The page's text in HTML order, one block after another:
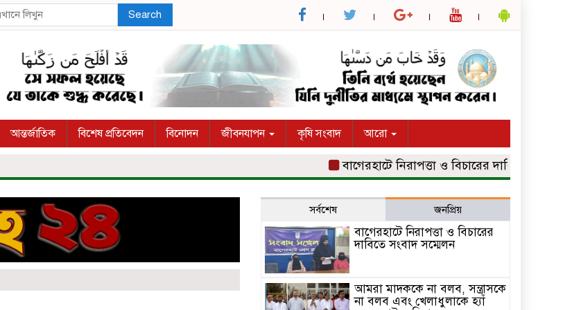
Search
আন্তর্জাতিক বিশেষ প্রতিবেদন বিনোদন জীবনযাপন কৃষি সংবাদ আরো
বাগেরহাটে নিরাপত্তা ও বিচারের দাবিতে সংবাদ সম্মেলন
সর্বশেষ জনপ্রিয়
বাগেরহাটে নিরাপত্তা ও বিচারের
দাবিতে সংবাদ সম্মেলন
আমরা মাদককে না বলব, সন্ত্রাসকে
না বলব এবং খেলাধুলাকে হ্যাঁ